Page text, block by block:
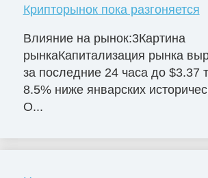
Крипторынок пока разгоняется
Влияние на рынок:3Картина
рынкаКапитализация рынка
за последние 24 часа до $3.37
8.5% ниже январских
О...